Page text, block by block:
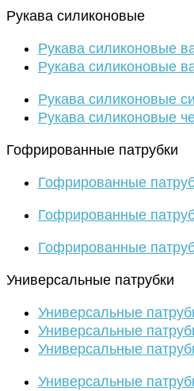
Рукава силиконовые
Рукава силиконовые
Рукава силиконовые
Рукава силиконовые
Рукава силиконовые
Гофрированные патрубки
Гофрированные
Гофрированные
Гофрированные
Универсальные патрубки
Универсальные
Универсальные
Универсальные
Универсальные